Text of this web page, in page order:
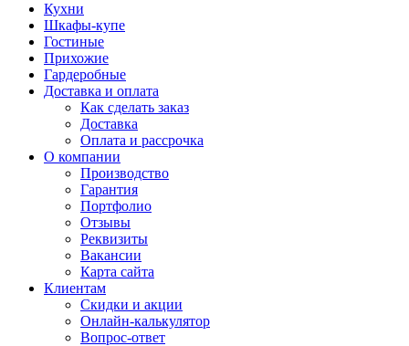
Кухни
Шкафы-купе
Гостиные
Прихожие
Гардеробные
Доставка и оплата
Как сделать заказ
Доставка
Оплата и рассрочка
О компании
Производство
Гарантия
Портфолио
Отзывы
Реквизиты
Вакансии
Карта сайта
Клиентам
Скидки и акции
Онлайн-калькулятор
Вопрос-ответ